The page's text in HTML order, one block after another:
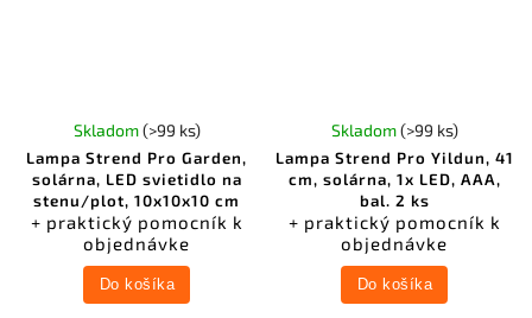
Lampa Strend Pro Garden,
solárna, LED svietidlo na
stenu/plot, 10x10x10 cm
+ praktický pomocník k
objednávke
Skladom(>99 ks)
Do košíka
Lampa Strend Pro Yildun, 41
cm, solárna, 1x LED, AAA,
bal. 2 ks
+ praktický pomocník k
objednávke
Skladom(>99 ks)
Do košíka